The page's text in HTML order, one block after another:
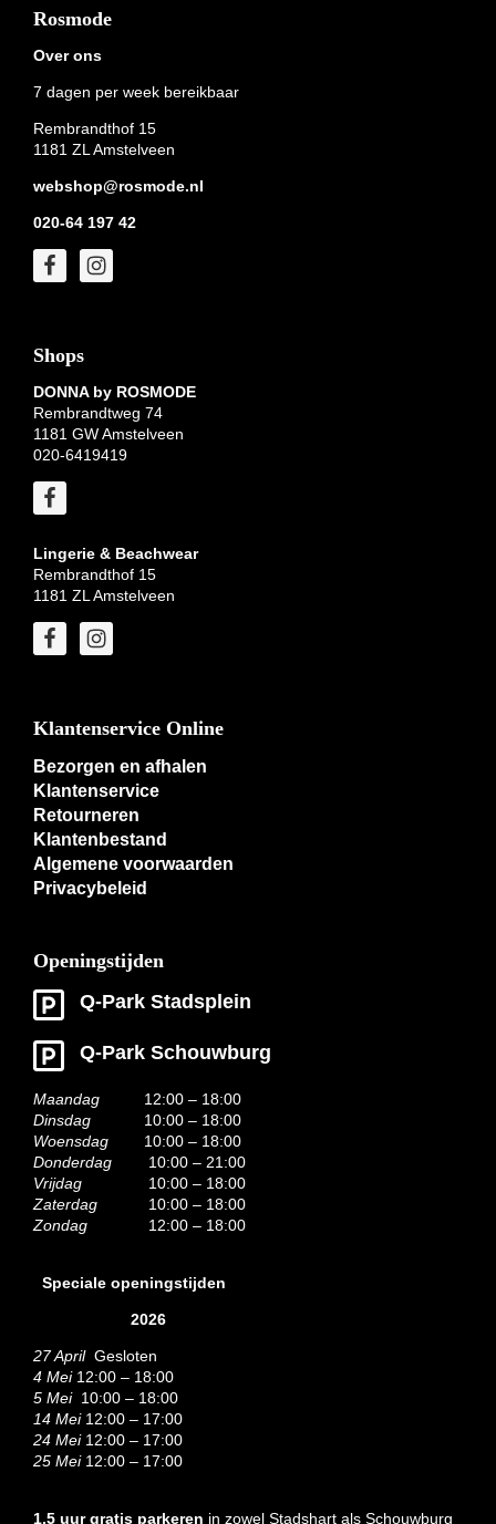
Footer
Rosmode
Over ons
7 dagen per week bereikbaar
Rembrandthof 15
1181 ZL Amstelveen
webshop@rosmode.nl
020-64 197 42
Shops
DONNA by ROSMODE
Rembrandtweg 74
1181 GW Amstelveen
020-6419419
Lingerie & Beachwear
Rembrandthof 15
1181 ZL Amstelveen
Klantenservice Online
Bezorgen en afhalen
Klantenservice
Retourneren
Klantenbestand
Algemene voorwaarden
Privacybeleid
Openingstijden
Q-Park Stadsplein
Q-Park Schouwburg
Maandag
12:00 – 18:00
Dinsdag
10:00 – 18:00
Woensdag
10:00 – 18:00
Donderdag
10:00 – 21:00
Vrijdag
10:00 – 18:00
Zaterdag
10:00 – 18:00
Zondag
12:00 – 18:00
Speciale openingstijden
2026
27 AprilGesloten
4 Mei12:00 – 18:00
5 Mei10:00 – 18:00
14 Mei12:00 – 17:00
24 Mei12:00 – 17:00
25 Mei 12:00 – 17:00
1,5 uur gratis parkeren in zowel Stadshart als Schouwburg